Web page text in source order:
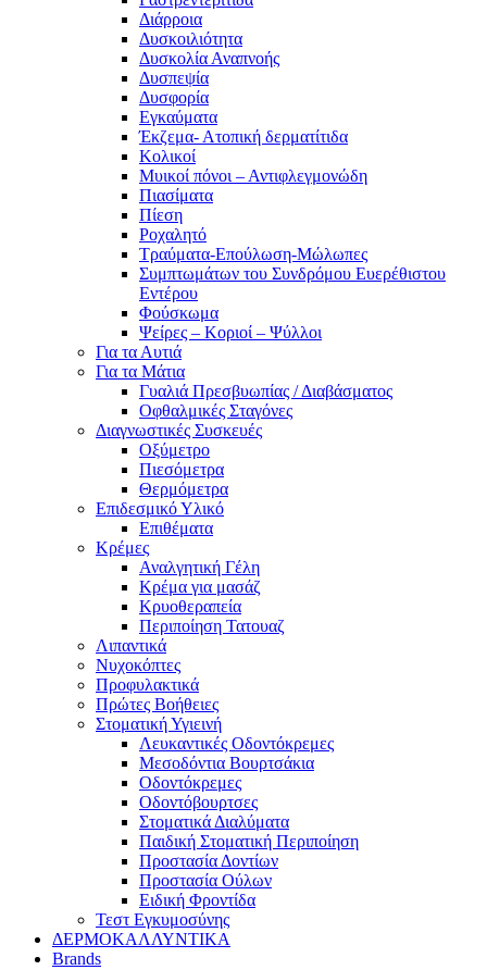
Διάρροια
Δυσκοιλιότητα
Δυσκολία Αναπνοής
Δυσπεψία
Δυσφορία
Εγκαύματα
Έκζεμα- Ατοπική δερματίτιδα
Κολικοί
Μυικοί πόνοι – Αντιφλεγμονώδη
Πιασίματα
Πίεση
Ροχαλητό
Τραύματα-Επούλωση-Μώλωπες
Συμπτωμάτων του Συνδρόμου Ευερέθιστου
Εντέρου
Φούσκωμα
Ψείρες – Κοριοί – Ψύλλοι
Για τα Αυτιά
Για τα Μάτια
Γυαλιά Πρεσβυωπίας / Διαβάσματος
Οφθαλμικές Σταγόνες
Διαγνωστικές Συσκευές
Οξύμετρο
Πιεσόμετρα
Θερμόμετρα
Επιδεσμικό Υλικό
Επιθέματα
Κρέμες
Αναλγητική Γέλη
Κρέμα για μασάζ
Κρυοθεραπεία
Περιποίηση Τατουαζ
Λιπαντικά
Νυχοκόπτες
Προφυλακτικά
Πρώτες Βοήθειες
Στοματική Υγιεινή
Λευκαντικές Οδοντόκρεμες
Μεσοδόντια Βουρτσάκια
Οδοντόκρεμες
Οδοντόβουρτσες
Στοματικά Διαλύματα
Παιδική Στοματική Περιποίηση
Προστασία Δοντίων
Προστασία Ούλων
Ειδική Φροντίδα
Τεστ Εγκυμοσύνης
ΔΕΡΜΟΚΑΛΛΥΝΤΙΚΑ
Brands